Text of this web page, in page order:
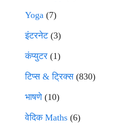
Yoga (7)
इंटरनेट(3)
कंप्युटर (1)
टिप्स & ट्रिक्स(830)
भाषणे(10)
वेदिक Maths (6)